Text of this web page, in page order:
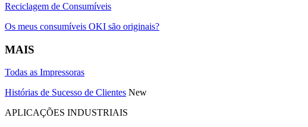
Reciclagem de Consumíveis
Os meus consumíveis OKI são originais?
MAIS
Todas as Impressoras
Histórias de Sucesso de Clientes New
APLICAÇÕES INDUSTRIAIS